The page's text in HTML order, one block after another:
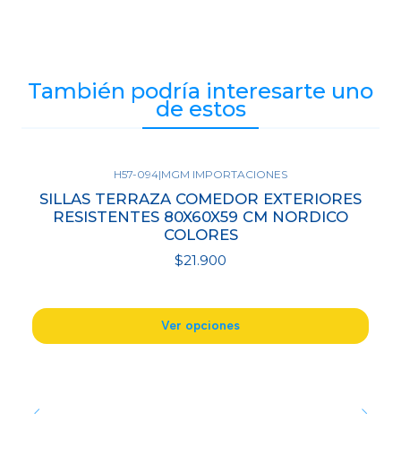
También podría interesarte uno
de estos
H57-094|MGM IMPORTACIONES
SILLAS TERRAZA COMEDOR EXTERIORES
RESISTENTES 80X60X59 CM NORDICO
COLORES
$21.900
Ver opciones